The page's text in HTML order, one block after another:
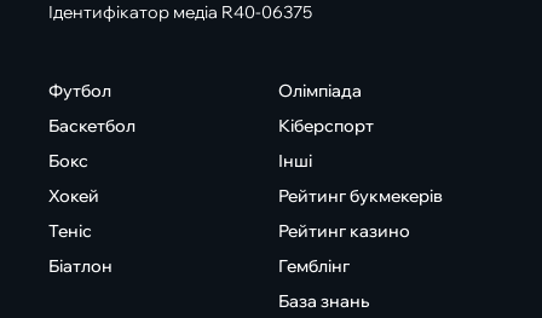
Ідентифікатор медіа R40-06375
Футбол
Баскетбол
Бокс
Хокей
Теніс
Біатлон
Олімпіада
Кіберспорт
Інші
Рейтинг букмекерів
Рейтинг казино
Гемблінг
База знань